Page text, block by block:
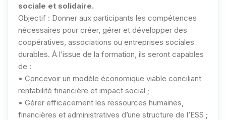
sociale et solidaire.
Objectif : Donner aux participants les compétences
nécessaires pour créer, gérer et développer des
coopératives, associations ou entreprises sociales
durables. À l’issue de la formation, ils seront capables
de :
• Concevoir un modèle économique viable conciliant
rentabilité financière et impact social ;
• Gérer efficacement les ressources humaines,
financières et administratives d’une structure de l’ESS ;